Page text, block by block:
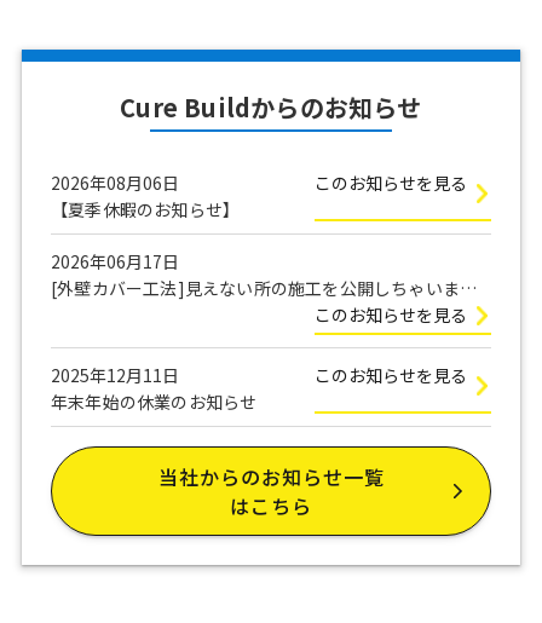
Cure Buildからのお知らせ
2026年08月06日
【夏季休暇のお知らせ】
このお知らせを見る
2026年06月17日
[外壁カバー工法]見えない所の施工を公開しちゃいま
このお知らせを見る
2025年12月11日
年末年始の休業のお知らせ
このお知らせを見る
当社からのお知らせ一覧
はこちら